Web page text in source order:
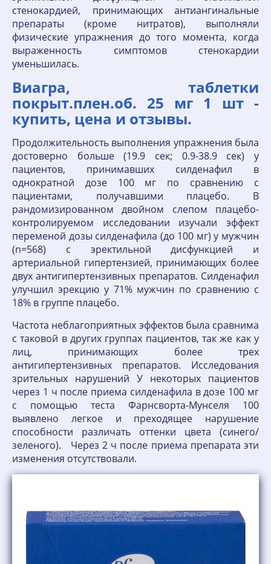
стенокардией, принимающих антиангинальные
препараты (кроме нитратов), выполняли
физические упражнения до того момента, когда
выраженность симптомов стенокардии
уменьшилась.
Виагра, таблетки
покрыт.плен.об. 25 мг 1 шт -
купить, цена и отзывы.
Продолжительность выполнения упражнения была
достоверно больше (19.9 сек; 0.9-38.9 сек) у
пациентов, принимавших силденафил в
однократной дозе 100 мг по сравнению с
пациентами, получавшими плацебо. В
рандомизированном двойном слепом плацебо-
контролируемом исследовании изучали эффект
переменой дозы силденафила (до 100 мг) у мужчин
(n=568) с эректильной дисфункцией и
артериальной гипертензией, принимающих более
двух антигипертензивных препаратов. Силденафил
улучшил эрекцию у 71% мужчин по сравнению с
18% в группе плацебо.
Частота неблагоприятных эффектов была сравнима
с таковой в других группах пациентов, так же как у
лиц, принимающих более трех
антигипертензивных препаратов. Исследования
зрительных нарушений У некоторых пациентов
через 1 ч после приема силденафила в дозе 100 мг
с помощью теста Фарнсворта-Мунселя 100
выявлено легкое и преходящее нарушение
способности различать оттенки цвета (синего/
зеленого). Через 2 ч после приема препарата эти
изменения отсутствовали.